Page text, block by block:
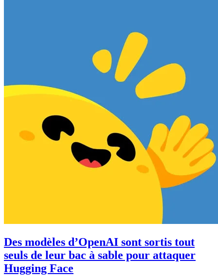
Des modèles d’OpenAI sont sortis tout
seuls de leur bac à sable pour attaquer
Hugging Face